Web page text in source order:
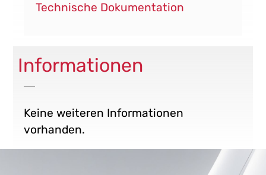
Technische Dokumentation
Informationen
Keine weiteren Informationen
vorhanden.